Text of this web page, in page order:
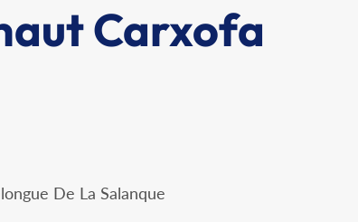
Carxofa
De La Salanque